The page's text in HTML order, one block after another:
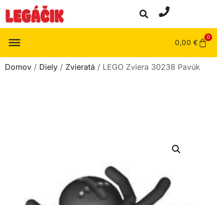
0,00 €
0
Domov / Diely / Zvieratá / LEGO Zviera 30238 Pavúk